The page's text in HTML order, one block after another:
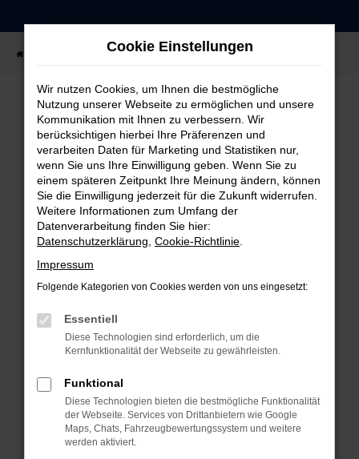
Zum
springen
Fahrzeugangebote Fahrzeug-Showroom
FEHLER: NETWORK ERROR
Beim Laden ist ein Fehler aufgetreten.
Hier sind ein paar Tipps, die dir helfen können:
Überprüfe deine Firewall und deine
Internetverbindung.
Suchmaschine?
Manche Erweiterungen, wie Werbeblocker,
können das Laden bestimmter Seiten
verhindern. Funktioniert die Seite in einem
Fenster?
Starte dein Gerät neu.
Das kann manchmal helfen, vorübergehende
Probleme zu beheben.
Cookie Einstellungen
Wir nutzen Cookies, um Ihnen die bestmögliche
Nutzung unserer Webseite zu ermöglichen und unsere
Kommunikation mit Ihnen zu verbessern. Wir
berücksichtigen hierbei Ihre Präferenzen und
verarbeiten Daten für Marketing und Statistiken nur,
wenn Sie uns Ihre Einwilligung geben. Wenn Sie zu
einem späteren Zeitpunkt Ihre Meinung ändern, können
Sie die Einwilligung jederzeit für die Zukunft widerrufen.
Weitere Informationen zum Umfang der
Datenverarbeitung finden Sie hier:
Datenschutzerklärung Cookie-Richtlinie
Impressum
Folgende Kategorien von Cookies werden von uns eingesetzt:
Essentiell
Diese Technologien sind erforderlich, um die
Kernfunktionalität der Webseite zu gewährleisten.
Funktional
Diese Technologien bieten die bestmögliche Funktionalität
der Webseite. Services von Drittanbietern wie Google
Maps, Chats, Fahrzeugbewertungssystem und weitere
werden aktiviert.